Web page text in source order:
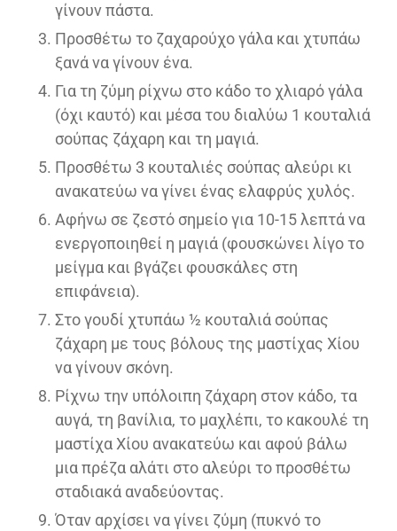
γίνουν πάστα.
Προσθέτω το ζαχαρούχο γάλα και χτυπάω
ξανά να γίνουν ένα.
Για τη ζύμη ρίχνω στο κάδο το χλιαρό γάλα
(όχι καυτό) και μέσα του διαλύω 1 κουταλιά
σούπας ζάχαρη και τη μαγιά.
Προσθέτω 3 κουταλιές σούπας αλεύρι κι
ανακατεύω να γίνει ένας ελαφρύς χυλός.
Αφήνω σε ζεστό σημείο για 10-15 λεπτά να
ενεργοποιηθεί η μαγιά (φουσκώνει λίγο το
μείγμα και βγάζει φουσκάλες στη
επιφάνεια).
Στο γουδί χτυπάω ½ κουταλιά σούπας
ζάχαρη με τους βόλους της μαστίχας Χίου
να γίνουν σκόνη.
Ρίχνω την υπόλοιπη ζάχαρη στον κάδο, τα
αυγά, τη βανίλια, το μαχλέπι, το κακουλέ τη
μαστίχα Χίου ανακατεύω και αφού βάλω
μια πρέζα αλάτι στο αλεύρι το προσθέτω
σταδιακά αναδεύοντας.
Όταν αρχίσει να γίνει ζύμη (πυκνό το